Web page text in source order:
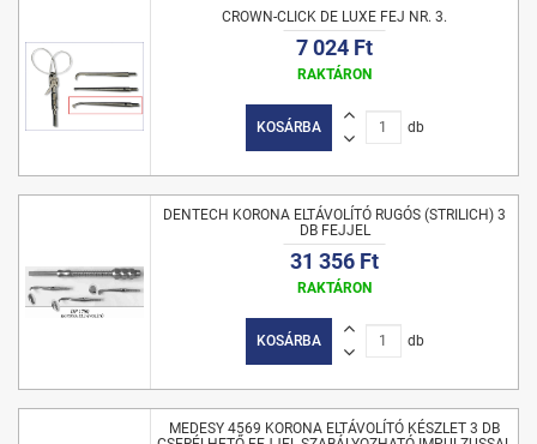
CROWN-CLICK DE LUXE FEJ NR. 3.
7 024 Ft
RAKTÁRON
KOSÁRBA db
DENTECH KORONA ELTÁVOLÍTÓ RUGÓS (STRILICH) 3
DB FEJJEL
31 356 Ft
RAKTÁRON
KOSÁRBA db
MEDESY 4569 KORONA ELTÁVOLÍTÓ KÉSZLET 3 DB